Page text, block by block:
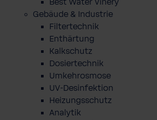
Best Water Vinery
Gebäude & Industrie
Filtertechnik
Enthärtung
Kalkschutz
Dosiertechnik
Umkehrosmose
UV-Desinfektion
Heizungsschutz
Analytik